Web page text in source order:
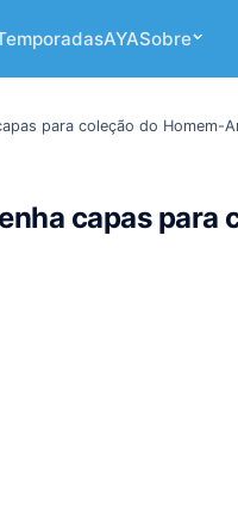
AYASobre
para coleção do Homem-
capas para